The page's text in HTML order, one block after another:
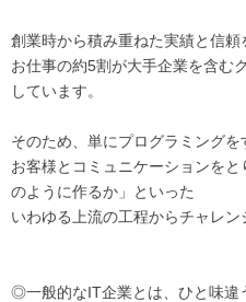
創業時から積み重ねた実績と信頼
お仕事の約5割が大手企業を含む
しています。
そのため、単にプログラミングを
お客様とコミュニケーションを
のように作るか」といった
いわゆる上流の工程からチャレン
◎一般的なIT企業とは、ひと味違